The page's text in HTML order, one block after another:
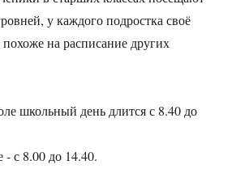
у каждого подростка своё
на расписание других
школьный день длится с 8.40 до
с 8.00 до 14.40.